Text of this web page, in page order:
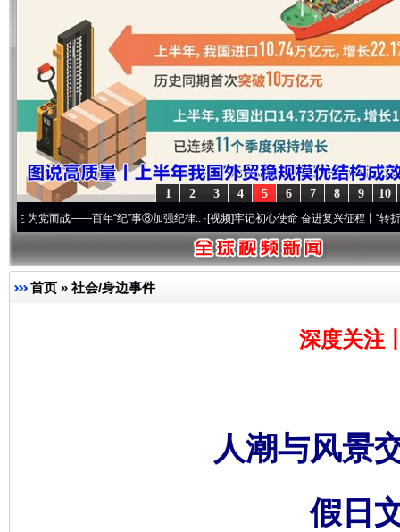
10
9
8
7
6
5
4
3
2
1
战——百年“纪”事⑧加强纪律..·[视频]牢记初心使命 奋进复兴征程丨“转折之城”激荡..
首页 » 社会/身边事件
深度关注
人潮与风景
假日